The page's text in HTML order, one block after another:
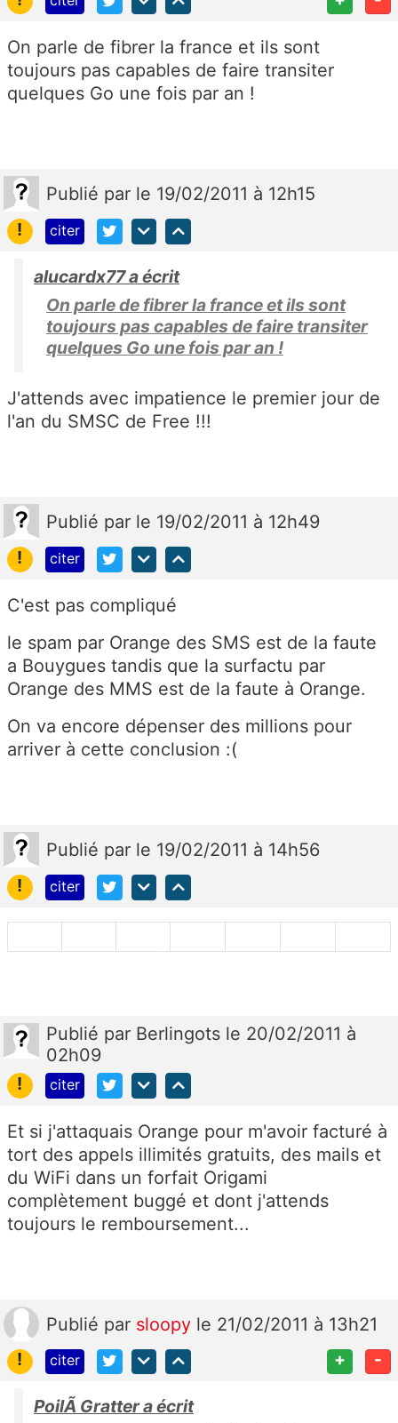
On parle de fibrer la france et ils sont
toujours pas capables de faire transiter
quelques Go une fois par an !
Publié par le 19/02/2011 à 12h15
!
citer
alucardx77 a écrit
On parle de fibrer la france et ils sont
toujours pas capables de faire transiter
quelques Go une fois par an !
J'attends avec impatience le premier jour de
l'an du SMSC de Free !!!
Publié par le 19/02/2011 à 12h49
!
citer
C'est pas compliqué
le spam par Orange des SMS est de la faute
a Bouygues tandis que la surfactu par
Orange des MMS est de la faute à Orange.
On va encore dépenser des millions pour
arriver à cette conclusion :(
Publié par le 19/02/2011 à 14h56
!
citer
Publié par Berlingots le 20/02/2011 à
02h09
!
citer
Et si j'attaquais Orange pour m'avoir facturé à
tort des appels illimités gratuits, des mails et
du WiFi dans un forfait Origami
complètement buggé et dont j'attends
toujours le remboursement...
Publié par sloopy le 21/02/2011 à 13h21
!
citer + -
PoilÃ Gratter a écrit